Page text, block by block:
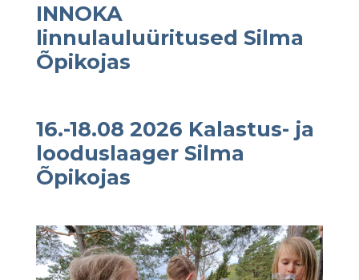
INNOKA
linnulauluüritused Silma
Õpikojas
16.-18.08 2026 Kalastus- ja
looduslaager Silma
Õpikojas